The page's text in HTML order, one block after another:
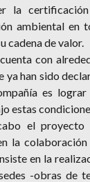
la
ambiental en
cadena de valor.
con
ya han sido
es
estas
el proyecto
la
en la
-obras de